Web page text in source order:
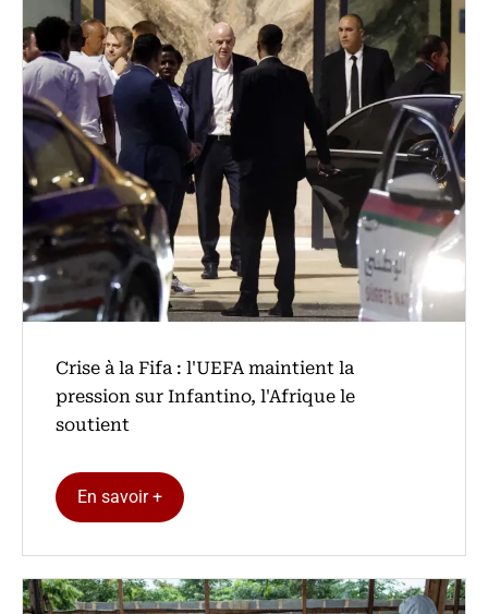
Crise à la Fifa : l'UEFA maintient la
pression sur Infantino, l'Afrique le
soutient
En savoir +